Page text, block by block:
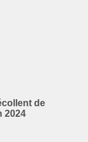
de
2024